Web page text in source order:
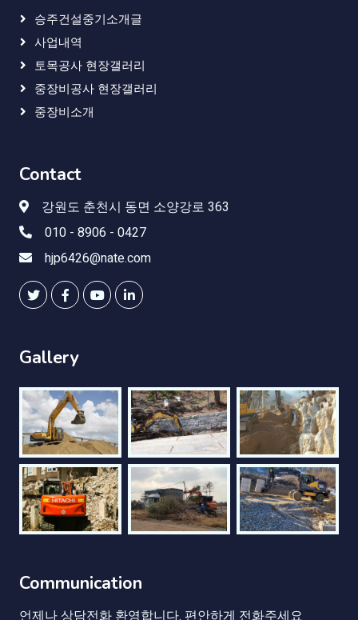
승주건설중기소개글
사업내역
토목공사 현장갤러리
중장비공사 현장갤러리
중장비소개
Contact
강원도 춘천시 동면 소양강로 363
010 - 8906 - 0427
hjp6426@nate.com
Gallery
Communication